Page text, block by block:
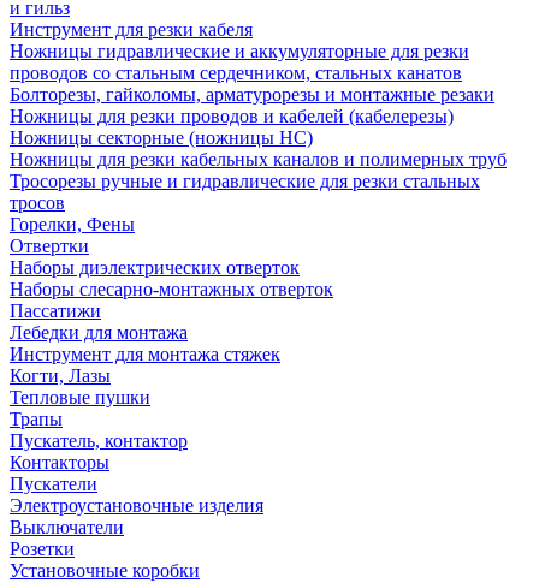
и гильз
Инструмент для резки кабеля
Ножницы гидравлические и аккумуляторные для резки
проводов со стальным сердечником, стальных канатов
Болторезы, гайколомы, арматурорезы и монтажные резаки
Ножницы для резки проводов и кабелей (кабелерезы)
Ножницы секторные (ножницы НС)
Ножницы для резки кабельных каналов и полимерных труб
Тросорезы ручные и гидравлические для резки стальных
тросов
Горелки, Фены
Отвертки
Наборы диэлектрических отверток
Наборы слесарно-монтажных отверток
Пассатижи
Лебедки для монтажа
Инструмент для монтажа стяжек
Когти, Лазы
Тепловые пушки
Трапы
Пускатель, контактор
Контакторы
Пускатели
Электроустановочные изделия
Выключатели
Розетки
Установочные коробки